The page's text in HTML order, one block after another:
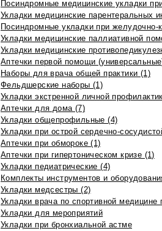
Посиндромные медицинские укладки
Укладки медицинские парентеральных
Посиндромные укладки при желудочно-
Укладки медицинские паллиативной
Укладки медицинские
Аптечки первой помощи
Наборы для врача общей практики (1)
Фельдшерские наборы (1)
Укладки экстренной личной
Аптечки для дома (7)
Укладки общепрофильные (4)
Укладки при острой сердечно-
Аптечки при обмороке (1)
Аптечки при гипертоническом кризе (1)
Укладки педиатрические (4)
Комплекты инструментов и
Укладки медсестры (2)
Укладки врача по спортивной медицине
Укладки для мероприятий
Укладки при бронхиальной астме